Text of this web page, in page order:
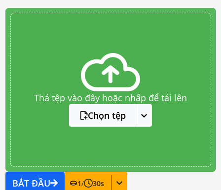
Thả tệp vào đây hoặc nhấp để tải lên
Chọn tệp
BẮT ĐẦU 1/ 30s